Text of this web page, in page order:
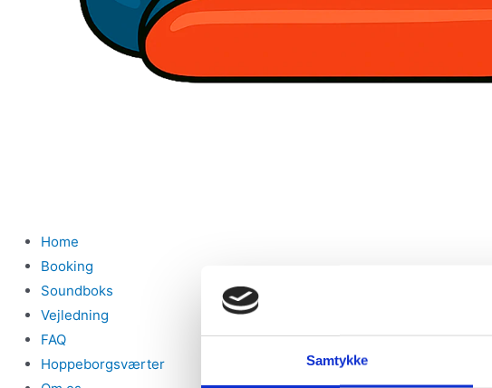
Samtykke
Home
Booking
Soundboks
Vejledning
FAQ
Hoppeborgsværter